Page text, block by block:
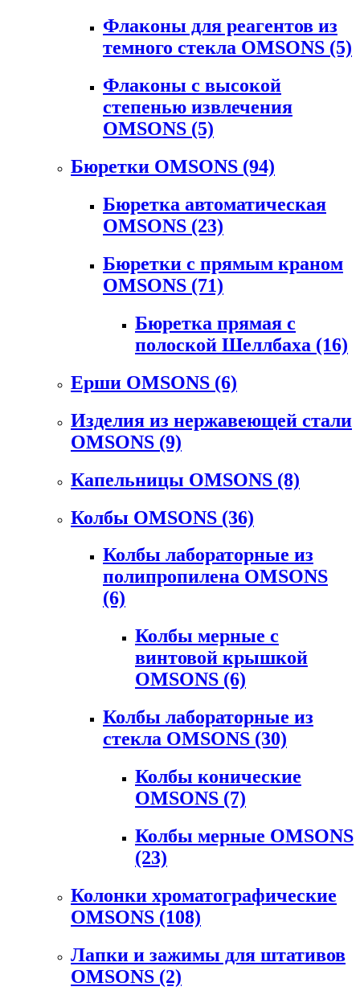
Флаконы для реагентов из
темного стекла OMSONS (5)
Флаконы с высокой
степенью извлечения
OMSONS (5)
Бюретки OMSONS (94)
Бюретка автоматическая
OMSONS (23)
Бюретки с прямым краном
OMSONS (71)
Бюретка прямая с
полоской Шеллбаха (16)
Ерши OMSONS (6)
Изделия из нержавеющей стали
OMSONS (9)
Капельницы OMSONS (8)
Колбы OMSONS (36)
Колбы лабораторные из
полипропилена OMSONS
(6)
Колбы мерные с
винтовой крышкой
OMSONS (6)
Колбы лабораторные из
стекла OMSONS (30)
Колбы конические
OMSONS (7)
Колбы мерные OMSONS
(23)
Колонки хроматографические
OMSONS (108)
Лапки и зажимы для штативов
OMSONS (2)